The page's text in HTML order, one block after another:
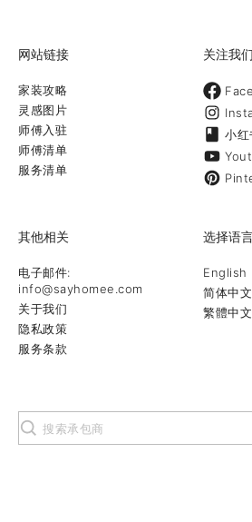
网站链接
家装攻略
灵感图片
师傅入驻
师傅清单
服务清单
关注我们
小红
其他相关
电子邮件:
info@sayhomee.com
关于我们
隐私政策
服务条款
选择语
English
简体中文
繁體中文